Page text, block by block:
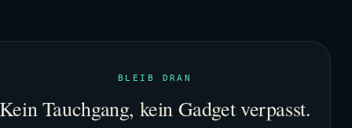
BLEIB DRAN
Tauchgang, kein Gadget verpasst.